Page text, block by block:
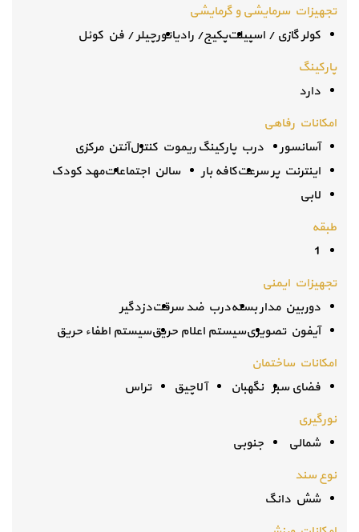
تجهیزات سرمایشی و گرمایشی
کولر گازی / اسپیلتپکیج/ رادیاتورچیلر / فن کوئل
پارکینگ
دارد
امکانات رفاهی
آسانسور
درب پارکینگ ریموت کنترلآنتن مرکزی
اینترنت پر سرعتکافه بار سالن اجتماعاتمهد کودک
لابی
طبقه
1
تجهیزات ایمنی
دوربین مدار بستهدرب ضد سرقتدزدگیر
آیفون تصویریسیستم اعلام حریقسیستم اطفاء حریق
امکانات ساختمان
فضای سبز نگهبان آلاچیق
تراس
نورگیری
شمالی
جنوبی
نوع سند
شش دانگ